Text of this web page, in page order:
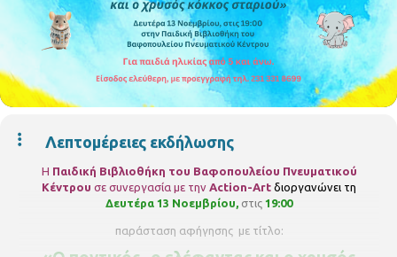
Λεπτομέρειες εκδήλωσης
Η Παιδική Βιβλιοθήκη του Βαφοπουλείου Πνευματικού
Κέντρου σε συνεργασία με την Action-Art διοργανώνει τη
Δευτέρα 13 Νοεμβρίου, στις 19:00
παράσταση αφήγησης με τίτλο: